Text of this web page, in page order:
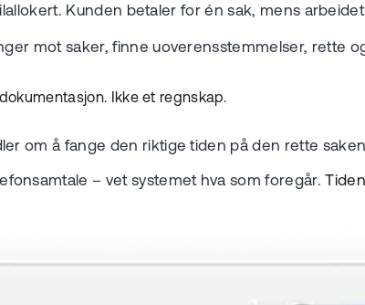
Kunden betaler for én sak, mens
mot saker, finne uoverensstemmelser, rette
Ikke et regnskap.
om å fange den riktige tiden på den rette
– vet systemet hva som foregår.